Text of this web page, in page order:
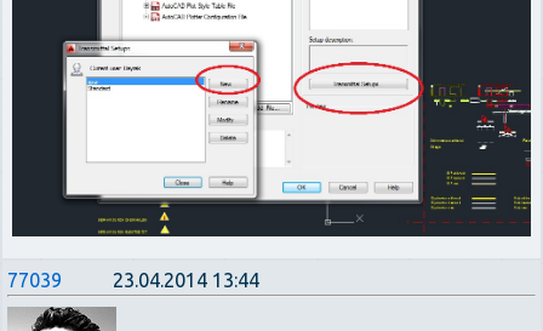
77039 23.04.2014 13:44